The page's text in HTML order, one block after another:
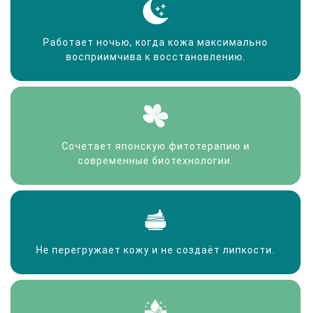
Работает ночью, когда кожа максимально
восприимчива к восстановлению.
Сочетает японскую фитотерапию и
современные биотехнологии.
Не перегружает кожу и не создаёт липкости.